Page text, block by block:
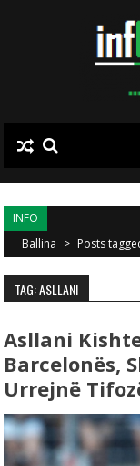
INFO
Ballina > Posts
TAG: ASLLANI
Asllani
Barcelonës,
Urrejnë